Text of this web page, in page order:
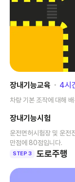
장내기능교육 ･ 4시
차량 기본 조작에 대해
장내기능시험
운전면허시험장 및 운전
만점에 80점입니다.
STEP 3 도로주행